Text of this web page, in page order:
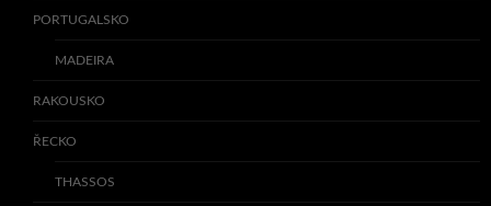
PORTUGALSKO
MADEIRA
RAKOUSKO
ŘECKO
THASSOS